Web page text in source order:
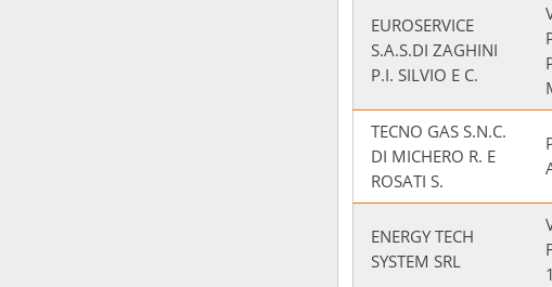
EUROSERVICE
S.A.S.DI ZAGHINI
P.I. SILVIO E C.
TECNO GAS S.N.C.
DI MICHERO R. E
ROSATI S.
ENERGY TECH
SYSTEM SRL